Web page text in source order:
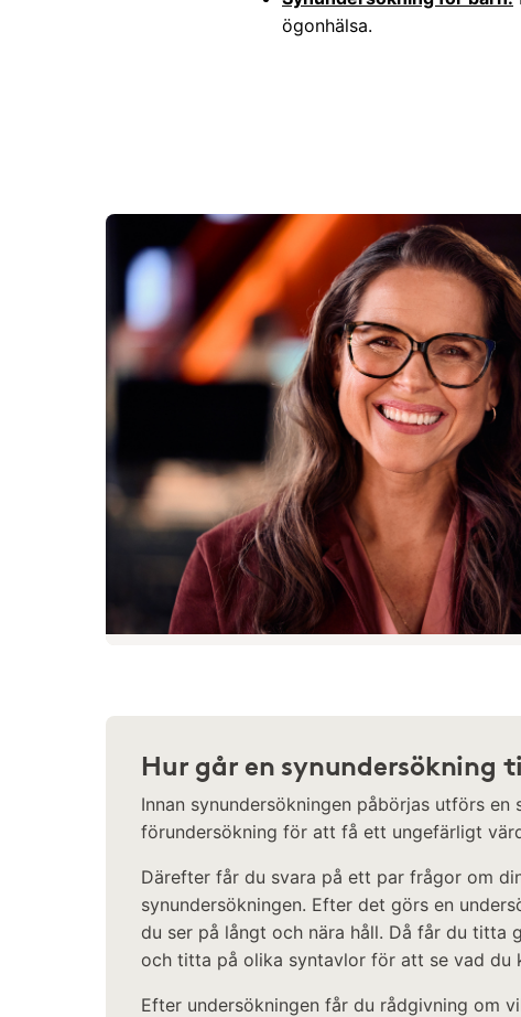
ögonhälsa.
Hur går en synundersökning
Innan synundersökningen påbörjas utförs en
förundersökning för att få ett ungefärligt
Därefter får du svara på ett par frågor om
synundersökningen. Efter det görs en
du ser på långt och nära håll. Då får du titta
och titta på olika syntavlor för att se vad du
Efter undersökningen får du rådgivning om